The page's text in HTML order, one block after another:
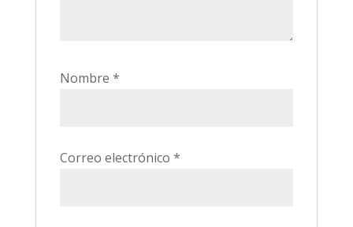
Nombre *
Correo electrónico *